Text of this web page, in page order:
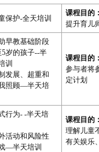
保护-全天培训
课程目的
提升育儿
早教基础阶段
5岁的孩子--半
训
发展、超重和
照顾—半天培
课程目的
参与者将
定计划
行为- -半天培
活动和风险性
—半天培训
课程目的
理解儿童
有关娱乐